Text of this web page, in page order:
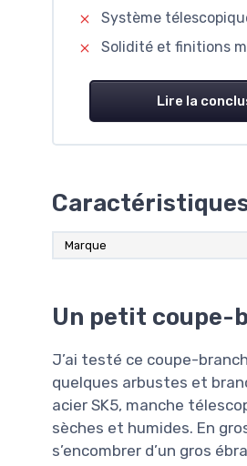
Système
Solidité et finitions
Lire la
Marque
Un petit coupe-
J’ai testé ce coupe-
quelques arbustes et
acier SK5, manche
sèches et humides. En
s’encombrer d’un gros